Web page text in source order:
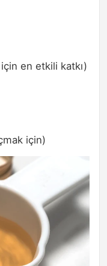
en etkili katkı)
için)